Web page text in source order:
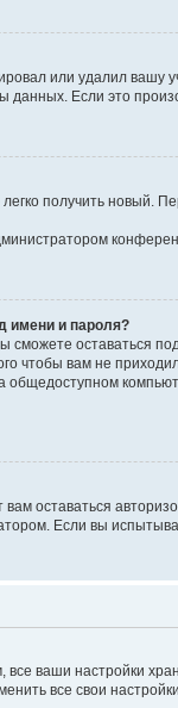
или удалил
Если это
получить новый.
имени и пароля?
сможете оставаться
чтобы вам не
оставаться
Если вы
ваши настройки
все свои